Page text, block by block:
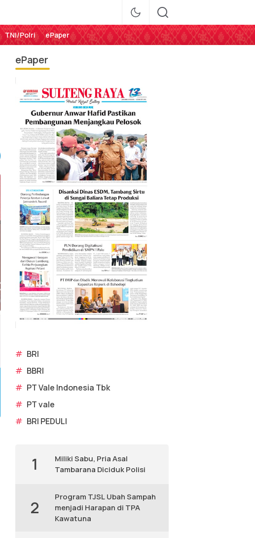
TNI/Polri ePaper
ePaper
# BRI
# BBRI
# PT Vale Indonesia Tbk
# PT vale
# BRI PEDULI
1
Miliki Sabu, Pria Asal
Tambarana Diciduk Polisi
2
Program TJSL Ubah Sampah
menjadi Harapan di TPA
Kawatuna